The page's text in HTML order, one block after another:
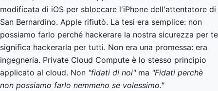
modificata di iOS per sbloccare l'iPhone dell'attentatore di
San Bernardino. Apple rifiutò. La tesi era semplice: non
possiamo farlo perché hackerare la nostra sicurezza per te
significa hackerarla per tutti. Non era una promessa: era
ingegneria. Private Cloud Compute è lo stesso principio
applicato al cloud. Non "fidati di noi"ma "Fidati perchè
non possiamo farlo nemmeno se volessimo."